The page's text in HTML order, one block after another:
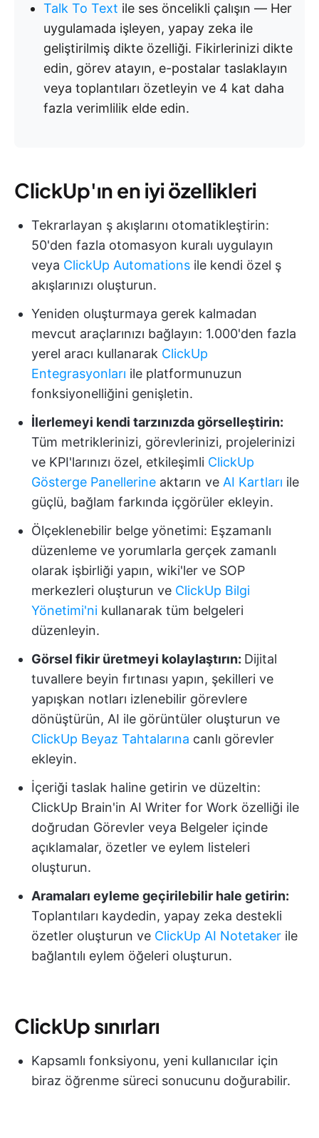
Talk To Text ile ses öncelikli çalışın — Her
uygulamada işleyen, yapay zeka ile
geliştirilmiş dikte özelliği. Fikirlerinizi dikte
edin, görev atayın, e-postalar taslaklayın
veya toplantıları özetleyin ve 4 kat daha
fazla verimlilik elde edin.
ClickUp'ın en iyi özellikleri
Tekrarlayan ş akışlarını otomatikleştirin:
50'den fazla otomasyon kuralı uygulayın
veya ClickUp Automations ile kendi özel ş
akışlarınızı oluşturun.
Yeniden oluşturmaya gerek kalmadan
mevcut araçlarınızı bağlayın: 1.000'den fazla
yerel aracı kullanarak ClickUp
Entegrasyonları ile platformunuzun
fonksiyonelliğini genişletin.
İlerlemeyi kendi tarzınızda görselleştirin:
Tüm metriklerinizi, görevlerinizi, projelerinizi
ve KPI'larınızı özel, etkileşimli ClickUp
Gösterge Panellerine aktarın ve AI Kartları ile
güçlü, bağlam farkında içgörüler ekleyin.
Ölçeklenebilir belge yönetimi: Eşzamanlı
düzenleme ve yorumlarla gerçek zamanlı
olarak işbirliği yapın, wiki'ler ve SOP
merkezleri oluşturun ve ClickUp Bilgi
Yönetimi'ni kullanarak tüm belgeleri
düzenleyin.
Görsel fikir üretmeyi kolaylaştırın: Dijital
tuvallere beyin fırtınası yapın, şekilleri ve
yapışkan notları izlenebilir görevlere
dönüştürün, AI ile görüntüler oluşturun ve
ClickUp Beyaz Tahtalarına canlı görevler
ekleyin.
İçeriği taslak haline getirin ve düzeltin:
ClickUp Brain'in AI Writer for Work özelliği ile
doğrudan Görevler veya Belgeler içinde
açıklamalar, özetler ve eylem listeleri
oluşturun.
Aramaları eyleme geçirilebilir hale getirin:
Toplantıları kaydedin, yapay zeka destekli
özetler oluşturun ve ClickUp AI Notetaker ile
bağlantılı eylem öğeleri oluşturun.
ClickUp sınırları
Kapsamlı fonksiyonu, yeni kullanıcılar için
biraz öğrenme süreci sonucunu doğurabilir.